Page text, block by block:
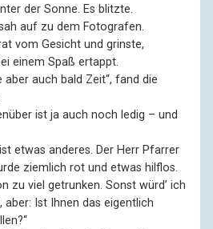
der Sonne. Es blitzte.
auf zu dem Fotografen.
vom Gesicht und grinste,
einem Spaß ertappt.
aber auch bald Zeit“, fand die
ist ja auch noch ledig – und
etwas anderes. Der Herr Pfarrer
ziemlich rot und etwas hilflos.
zu viel getrunken. Sonst würd’ ich
Ist Ihnen das eigentlich